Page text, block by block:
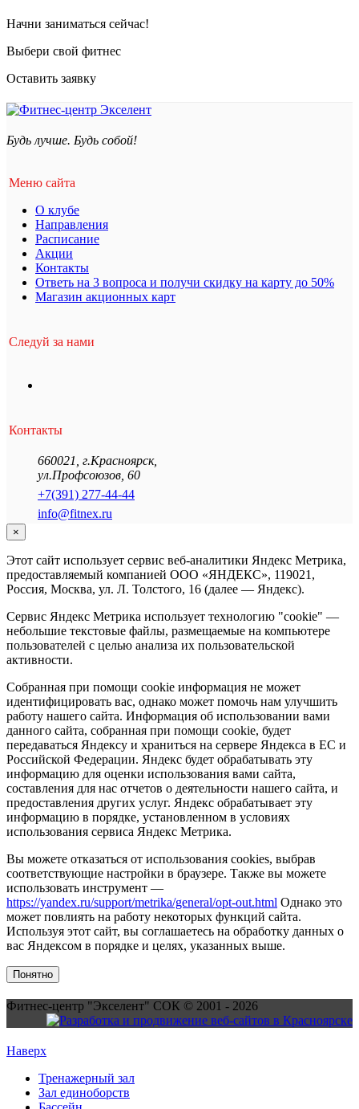
Начни заниматься сейчас!
Выбери свой фитнес
Оставить заявку
Будь лучше. Будь собой!
Меню сайта
О клубе
Направления
Расписание
Акции
Контакты
Ответь на 3 вопроса и получи скидку на карту до 50%
Магазин акционных карт
Следуй за нами
Контакты
660021 г.Красноярск,
ул.Профсоюзов, 60
+7(391) 277-44-44
info@fitnex.ru
×
Этот сайт использует сервис веб-аналитики Яндекс Метрика,
предоставляемый компанией ООО «ЯНДЕКС», 119021,
Россия, Москва, ул. Л. Толстого, 16 (далее — Яндекс).
Сервис Яндекс Метрика использует технологию "cookie" —
небольшие текстовые файлы, размещаемые на компьютере
пользователей с целью анализа их пользовательской
активности.
Собранная при помощи cookie информация не может
идентифицировать вас, однако может помочь нам улучшить
работу нашего сайта. Информация об использовании вами
данного сайта, собранная при помощи cookie, будет
передаваться Яндексу и храниться на сервере Яндекса в ЕС и
Российской Федерации. Яндекс будет обрабатывать эту
информацию для оценки использования вами сайта,
составления для нас отчетов о деятельности нашего сайта, и
предоставления других услуг. Яндекс обрабатывает эту
информацию в порядке, установленном в условиях
использования сервиса Яндекс Метрика.
Вы можете отказаться от использования cookies, выбрав
соответствующие настройки в браузере. Также вы можете
использовать инструмент —
https://yandex.ru/support/metrika/general/opt-out.html Однако это
может повлиять на работу некоторых функций сайта.
Используя этот сайт, вы соглашаетесь на обработку данных о
вас Яндексом в порядке и целях, указанных выше.
Понятно
Фитнес-центр "Экселент" СОК © 2001 - 2026
Наверх
Тренажерный зал
Зал единоборств